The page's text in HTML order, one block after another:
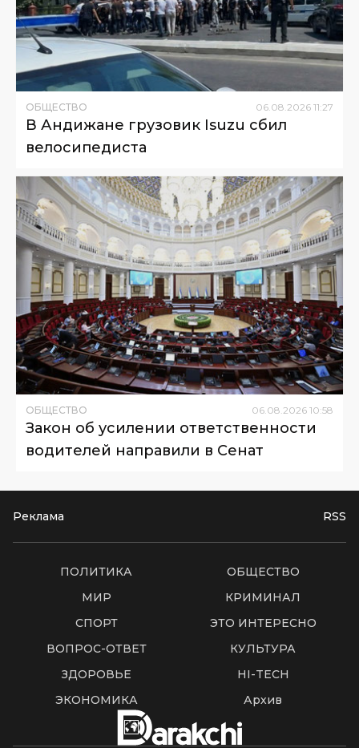
ОБЩЕСТВО 06 08 2026 11:27
В Андижане грузовик Isuzu сбил
велосипедиста
ОБЩЕСТВО 06.08.2026 10:58
Закон об усилении ответственности
водителей направили в Сенат
Реклама RSS
ПОЛИТИКА
ОБЩЕСТВО
МИР
КРИМИНАЛ
СПОРТ
ЭТО ИНТЕРЕСНО
ВОПРОС-ОТВЕТ
КУЛЬТУРА
ЗДОРОВЬЕ
HI-TECH
ЭКОНОМИКА
Архив